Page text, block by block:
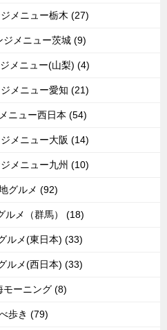
メニュー栃木 (27)
ジメニュー茨城 (9)
メニュー(山梨) (4)
メニュー愛知 (21)
ニュー西日本 (54)
メニュー大阪 (14)
メニュー九州 (10)
グルメ (92)
ルメ（群馬） (18)
ルメ(東日本) (33)
ルメ(西日本) (33)
モーニング (8)
歩き (79)